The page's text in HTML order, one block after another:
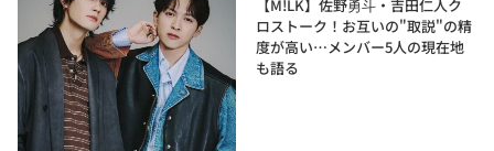
【M!LK】佐野勇斗・吉田仁人ク
ロストーク！お互いの"取説"の精
度が高い…メンバー5人の現在地
も語る